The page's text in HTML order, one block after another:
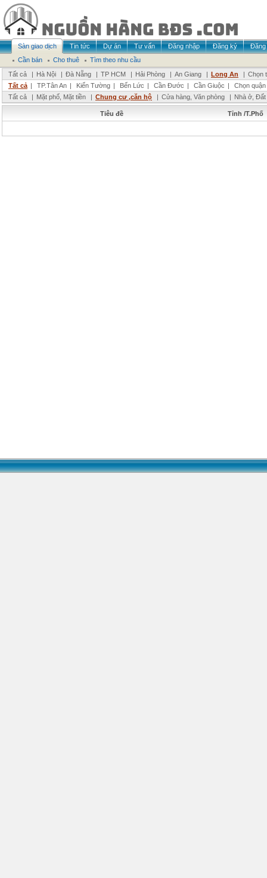
Sàn giao dịch Tin tức Dự án Tư vấn Đăng nhập Đăng ký
Đăng
Cần bán
Cho thuê
Tìm theo nhu cầu
Tất cả
| Hà Nội | Đà Nẵng | TP HCM | Hải Phòng | An Giang | Long An | Chọn
Tất cả | TP.Tân An | Kiến Tường | Bến Lức | Cần Đước | Cần Giuộc |
Chọn
Tất cả
| Mặt phố, Mặt tiền | Chung cư ,căn hộ | Cửa hàng, Văn phòng | Nhà ở,
Tiêu đề Tỉnh /T.Phố